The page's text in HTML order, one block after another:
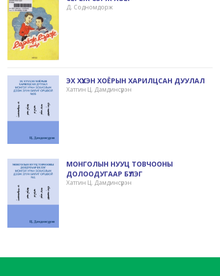
Д. Содномдорж
ЭХ ХҮҮХЭН ХОЁРЫН ХАРИЛЦСАН ДУУЛАЛ
Хатгин Ц. Дамдинсүрэн
МОНГОЛЫН НУУЦ ТОВЧООНЫ
ДОЛООДУГААР БҮЛЭГ
Хатгин Ц. Дамдинсүрэн